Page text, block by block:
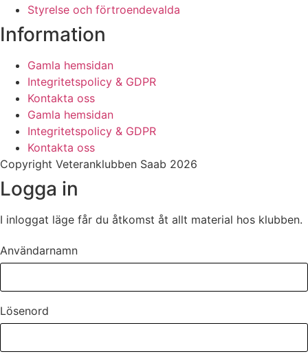
Styrelse och förtroendevalda
Information
Gamla hemsidan
Integritetspolicy & GDPR
Kontakta oss
Gamla hemsidan
Integritetspolicy & GDPR
Kontakta oss
Copyright Veteranklubben Saab 2026
Logga in
I inloggat läge får du åtkomst åt allt material hos klubben.
Användarnamn
Lösenord